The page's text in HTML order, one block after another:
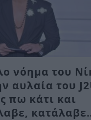
νόημα του
αυλαία του
πω κάτι και